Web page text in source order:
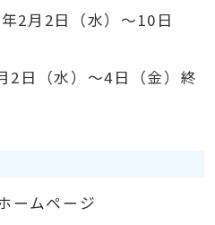
2月2日（水）～10日
日（水）～4日（金）終
ームページ